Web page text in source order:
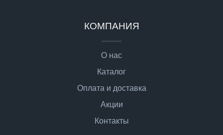
КОМПАНИЯ
О нас
Каталог
Оплата и доставка
Акции
Контакты